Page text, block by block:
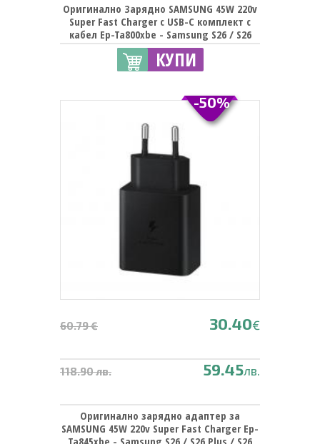
Оригинално Зарядно SAMSUNG 45W 220v
Super Fast Charger с USB-C комплект с
кабел Ep-Ta800xbe - Samsung S26 / S26
Plus / S26 Ultra
КУПИ
60.79 € 30.40€
118.90 лв. 59.45лв.
Оригинално зарядно адаптер за
SAMSUNG 45W 220v Super Fast Charger Ep-
Ta845xbe - Samsung S26 / S26 Plus / S26
-50%